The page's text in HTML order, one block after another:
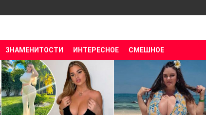
ЗНАМЕНИТОСТИ ИНТЕРЕСНОЕ СМЕШНОЕ